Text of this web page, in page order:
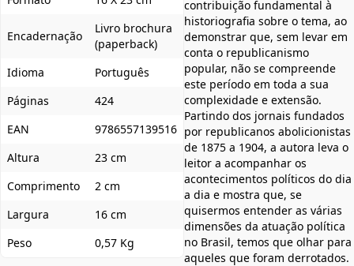
Encadernação
Livro brochura
(paperback)
Idioma
Português
Páginas
424
EAN
9786557139516
Altura
23 cm
Comprimento
2 cm
Largura
16 cm
Peso
0,57 Kg
contribuição fundamental à
historiografia sobre o tema, ao
demonstrar que, sem levar em
conta o republicanismo
popular, não se compreende
este período em toda a sua
complexidade e extensão.
Partindo dos jornais fundados
por republicanos abolicionistas
de 1875 a 1904, a autora leva o
leitor a acompanhar os
acontecimentos políticos do dia
a dia e mostra que, se
quisermos entender as várias
dimensões da atuação política
no Brasil, temos que olhar para
aqueles que foram derrotados.